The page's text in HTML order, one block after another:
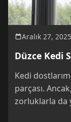
Aralık 27, 2025
Düzce Kedi
Kedi
parçası.
zorluklarla da